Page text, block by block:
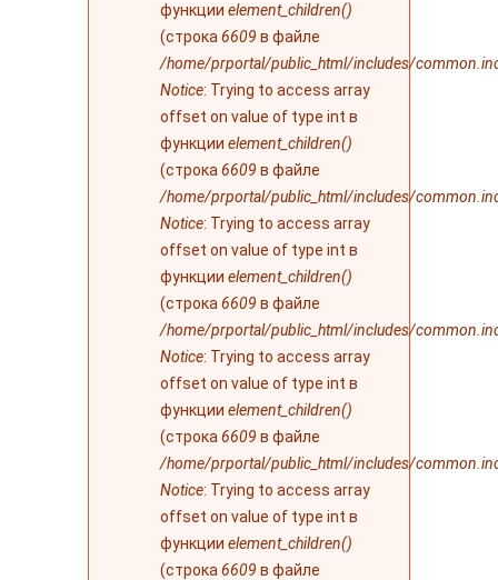
функции element_children()
(строка 6609 в файле
/home/prportal/public_html/includes/
Notice: Trying to access array
offset on value of type int в
функции element_children()
(строка 6609 в файле
/home/prportal/public_html/includes/
Notice: Trying to access array
offset on value of type int в
функции element_children()
(строка 6609 в файле
/home/prportal/public_html/includes/
Notice: Trying to access array
offset on value of type int в
функции element_children()
(строка 6609 в файле
/home/prportal/public_html/includes/
Notice: Trying to access array
offset on value of type int в
функции element_children()
(строка 6609 в файле